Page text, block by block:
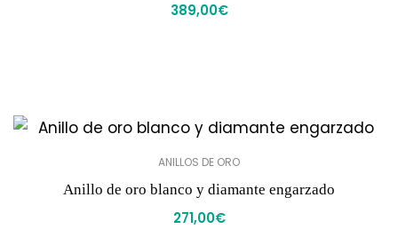
389,00€
ANILLOS DE ORO
Anillo de oro blanco y diamante engarzado
271,00€